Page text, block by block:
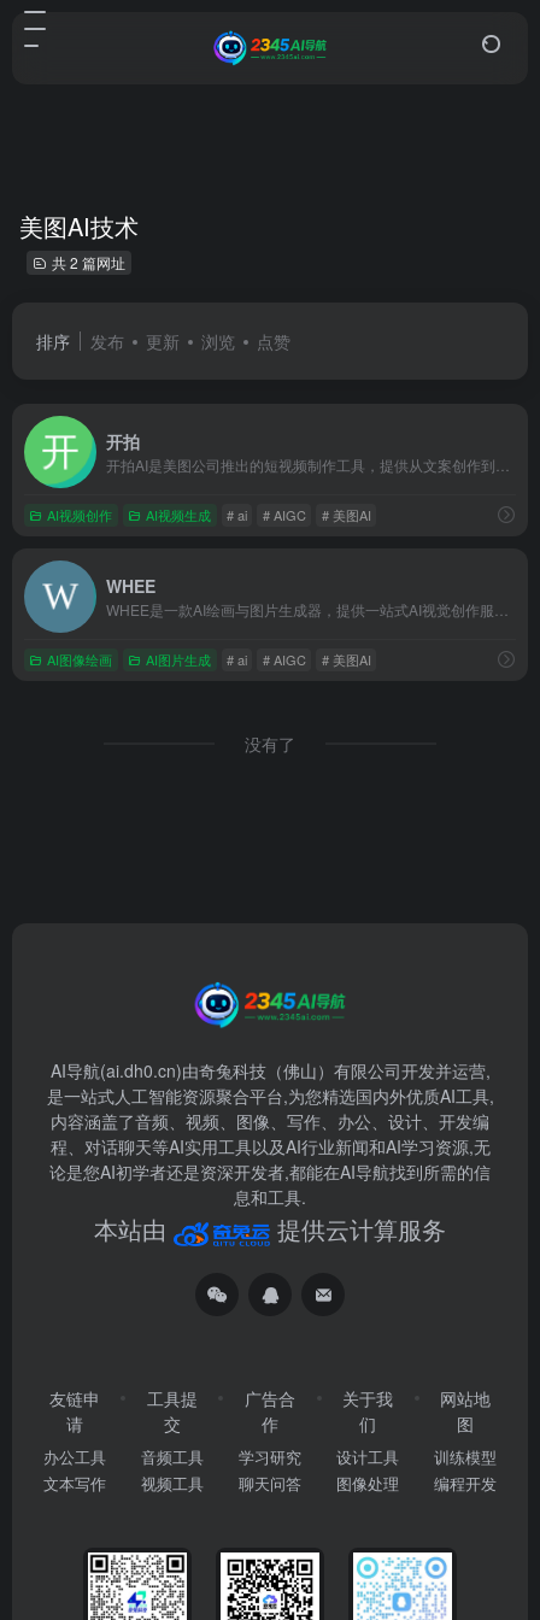
美图AI技术
共 2 篇网址
排序 发布 更新 浏览 点赞
开拍
AI视频创作 AI视频生成 # ai # AIGC # 美图AI
WHEE
AI图像绘画 AI图片生成 # ai # AIGC # 美图AI
没有了
AI导航(ai.dh0.cn)由奇兔科技（佛山）有限公司开发并运营,
是一站式人工智能资源聚合平台,为您精选国内外优质AI工具,
内容涵盖了音频、视频、图像、写作、办公、设计、开发编
程、对话聊天等AI实用工具以及AI行业新闻和AI学习资源,无
论是您AI初学者还是资深开发者,都能在AI导航找到所需的信
息和工具.
本站由 提供云计算服务
友链申
请
办公工具
文本写作
工具提
交
音频工具
视频工具
广告合
作
学习研究
聊天问答
关于我
们
设计工具
图像处理
网站地
图
训练模型
编程开发